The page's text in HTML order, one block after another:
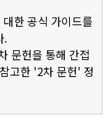
한 공식 가이드를
.
문헌을 통해 간접
고한 '2차 문헌' 정